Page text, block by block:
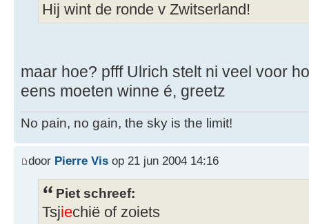
Hij wint de ronde v Zwitserland!
maar hoe? pfff Ulrich stelt ni veel voor
eens moeten winne é, greetz
No pain, no gain, the sky is the limit!
door Pierre Vis op 21 jun 2004 14:16
Piet schreef:
Tsjiechië of zoiets